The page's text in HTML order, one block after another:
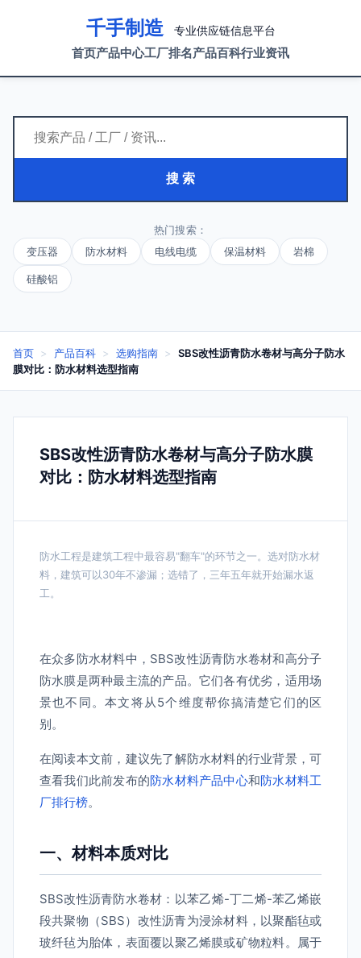
千手制造 专业供应链信息平台
首页产品中心工厂排名产品百科行业资讯
搜 索
热门搜索：
变压器
防水材料 电线电缆 保温材料 岩棉
硅酸铝
首页 > 产品百科 > 选购指南 >
SBS改性沥青防水卷材与高分子防水
膜对比：防水材料选型指南
SBS改性沥青防水卷材与高分子防水膜
对比：防水材料选型指南
防水工程是建筑工程中最容易"翻车"的环节之一。选对防水材
料，建筑可以30年不渗漏；选错了，三年五年就开始漏水返
工。
在众多防水材料中，SBS改性沥青防水卷材和高分子
防水膜是两种最主流的产品。它们各有优劣，适用场
景也不同。本文将从5个维度帮你搞清楚它们的区
别。
在阅读本文前，建议先了解防水材料的行业背景，可
查看我们此前发布的防水材料产品中心和防水材料工
厂排行榜。
一、材料本质对比
SBS改性沥青防水卷材：以苯乙烯-丁二烯-苯乙烯嵌
段共聚物（SBS）改性沥青为浸涂材料，以聚酯毡或
玻纤毡为胎体，表面覆以聚乙烯膜或矿物粒料。属于